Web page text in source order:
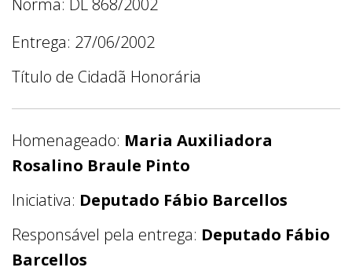
Entrega: 27/06/2002
Título de Cidadã Honorária
Homenageado: Maria Auxiliadora
Rosalino Braule Pinto
Iniciativa: Deputado Fábio Barcellos
Responsável pela entrega: Deputado Fábio
Barcellos